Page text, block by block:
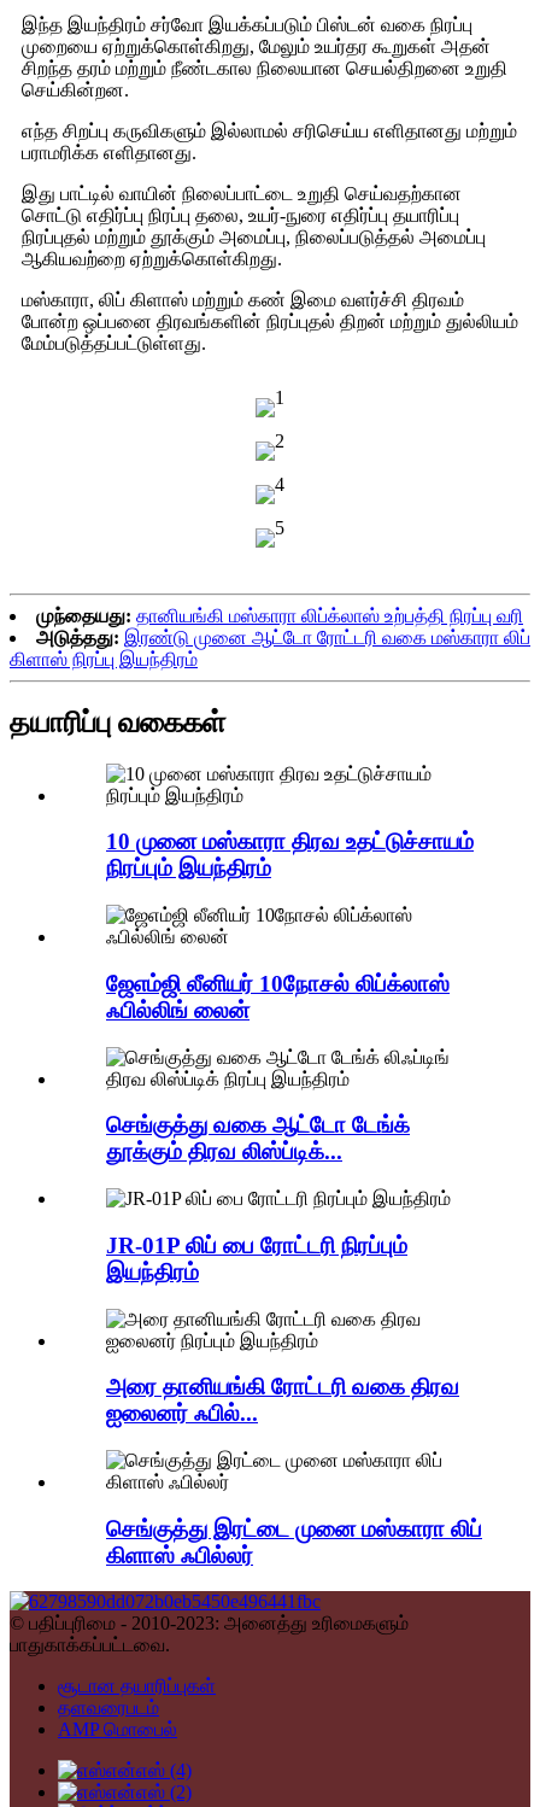
இந்த இயந்திரம் சர்வோ இயக்கப்படும் பிஸ்டன் வகை நிரப்பு
முறையை ஏற்றுக்கொள்கிறது, மேலும் உயர்தர கூறுகள் அதன்
சிறந்த தரம் மற்றும் நீண்டகால நிலையான செயல்திறனை உறுதி
செய்கின்றன.
எந்த சிறப்பு கருவிகளும் இல்லாமல் சரிசெய்ய எளிதானது மற்றும்
பராமரிக்க எளிதானது.
இது பாட்டில் வாயின் நிலைப்பாட்டை உறுதி செய்வதற்கான
சொட்டு எதிர்ப்பு நிரப்பு தலை, உயர்-நுரை எதிர்ப்பு தயாரிப்பு
நிரப்புதல் மற்றும் தூக்கும் அமைப்பு, நிலைப்படுத்தல் அமைப்பு
ஆகியவற்றை ஏற்றுக்கொள்கிறது.
மஸ்காரா, லிப் கிளாஸ் மற்றும் கண் இமை வளர்ச்சி திரவம்
போன்ற ஒப்பனை திரவங்களின் நிரப்புதல் திறன் மற்றும் துல்லியம்
மேம்படுத்தப்பட்டுள்ளது.
முந்தையது: தானியங்கி மஸ்காரா லிப்க்லாஸ் உற்பத்தி நிரப்பு வரி
அடுத்தது: இரண்டு முனை ஆட்டோ ரோட்டரி வகை மஸ்காரா லிப்
கிளாஸ் நிரப்பு இயந்திரம்
தயாரிப்பு வகைகள்
10 முனை மஸ்காரா திரவ உதட்டுச்சாயம்
நிரப்பும் இயந்திரம்
ஜேஎம்ஜி லீனியர் 10நோசல் லிப்க்லாஸ்
ஃபில்லிங் லைன்
செங்குத்து வகை ஆட்டோ டேங்க்
தூக்கும் திரவ லிஸ்ப்டிக்...
JR-01P லிப் பை ரோட்டரி நிரப்பும்
இயந்திரம்
அரை தானியங்கி ரோட்டரி வகை திரவ
ஐலைனர் ஃபில்...
செங்குத்து இரட்டை முனை மஸ்காரா லிப்
கிளாஸ் ஃபில்லர்
© பதிப்புரிமை - 2010-2023: அனைத்து உரிமைகளும்
பாதுகாக்கப்பட்டவை.
சூடான தயாரிப்புகள்
தளவரைபடம்
AMP மொபைல்